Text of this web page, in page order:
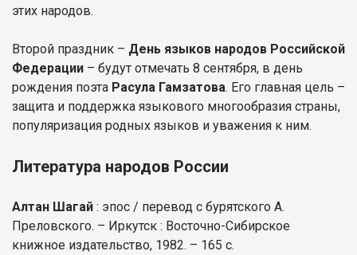
этих народов.
Второй праздник – День языков народов Российской
Федерации – будут отмечать 8 сентября, в день
рождения поэта Расула Гамзатова. Его главная цель –
защита и поддержка языкового многообразия страны,
популяризация родных языков и уважения к ним.
Литература народов России
Алтан Шагай : эпос / перевод с бурятского А.
Преловского. – Иркутск : Восточно-Сибирское
книжное издательство, 1982. – 165 с.